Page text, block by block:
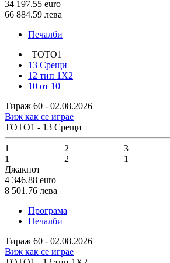
34 197.55 euro
66 884.59 лева
Печалби
ТОТО1
13 Срещи
12 тип 1X2
10 от 10
Тираж 60 - 02.08.2026
Виж как се играе
ТОТО1 - 13 Срещи
1
1
2
2
3
1
Джакпот
4 346.88 euro
8 501.76 лева
Програма
Печалби
Тираж 60 - 02.08.2026
Виж как се играе